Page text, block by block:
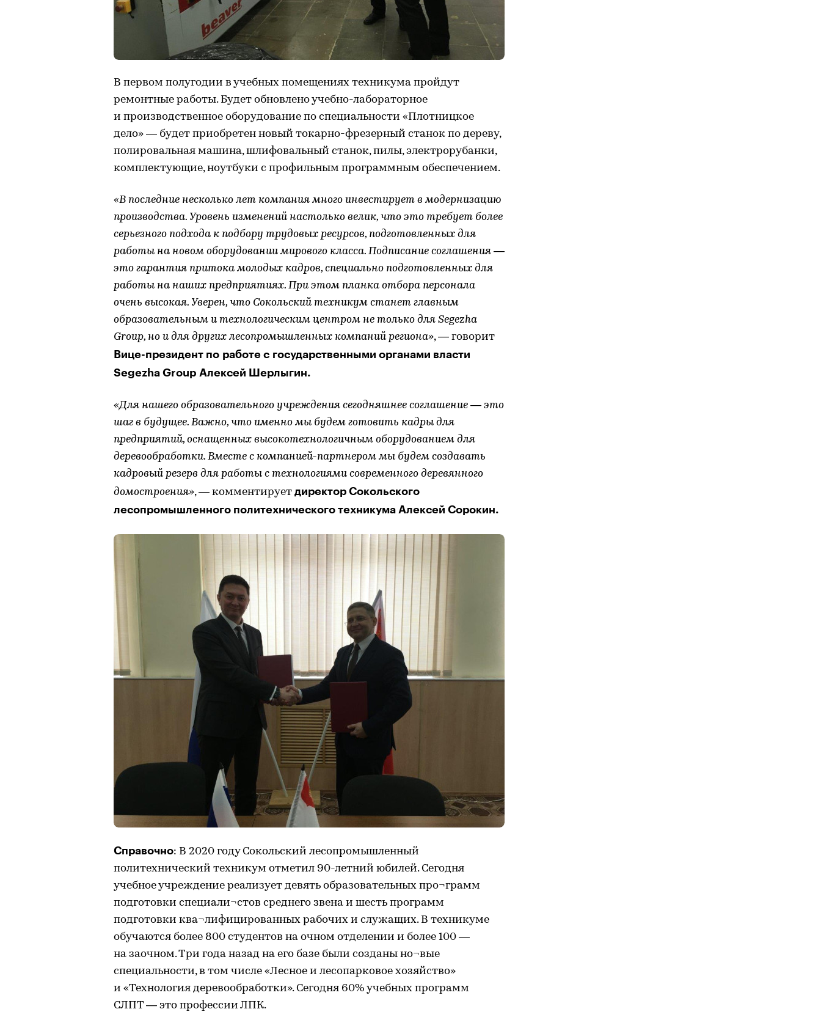
В первом полугодии в учебных помещениях техникума пройдут
ремонтные работы. Будет обновлено учебно-лабораторное
и производственное оборудование по специальности «Плотницкое
дело» — будет приобретен новый токарно-фрезерный станок по дереву,
полировальная машина, шлифовальный станок, пилы, электрорубанки,
комплектующие, ноутбуки с профильным программным обеспечением.
«В последние несколько лет компания много инвестирует в модернизацию
производства. Уровень изменений настолько велик, что это требует более
серьезного подхода к подбору трудовых ресурсов, подготовленных для
работы на новом оборудовании мирового класса. Подписание соглашения —
это гарантия притока молодых кадров, специально подготовленных для
работы на наших предприятиях. При этом планка отбора персонала
очень высокая. Уверен, что Сокольский техникум станет главным
образовательным и технологическим центром не только для Segezha
Group, но и для других лесопромышленных компаний региона», — говорит
Вице-президент по работе с государственными органами власти
Segezha Group Алексей Шерлыгин.
«Для нашего образовательного учреждения сегодняшнее соглашение — это
шаг в будущее. Важно, что именно мы будем готовить кадры для
предприятий, оснащенных высокотехнологичным оборудованием для
деревообработки. Вместе с компанией-партнером мы будем создавать
кадровый резерв для работы с технологиями современного деревянного
домостроения», — комментирует директор Сокольского
лесопромышленного политехнического техникума Алексей Сорокин.
Справочно: В 2020 году Сокольский лесопромышленный
политехнический техникум отметил 90-летний юбилей. Сегодня
учебное учреждение реализует девять образовательных про¬грамм
подготовки специали¬стов среднего звена и шесть программ
подготовки ква¬лифицированных рабочих и служащих. В техникуме
обучаются более 800 студентов на очном отделении и более 100 —
на заочном. Три года назад на его базе были созданы но¬вые
специальности, в том числе «Лесное и лесопарковое хозяйство»
и «Технология деревообработки». Сегодня 60% учебных программ
СЛПТ — это профессии ЛПК.